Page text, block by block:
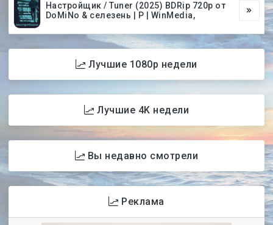
Настройщик / Tuner (2025) BDRip 720p от
DoMiNo & селезень | P | WinMedia,
Лучшие 1080p недели
Лучшие 4K недели
Вы недавно смотрели
Реклама